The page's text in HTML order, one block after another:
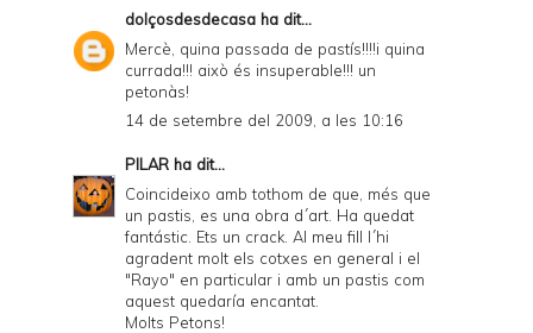
dolçosdesdecasa ha dit...
Mercè, quina passada de pastís!!!!i quina
currada!!! això és insuperable!!! un
petonàs!
14 de setembre del 2009, a les 10:16
PILAR ha dit...
Coincideixo amb tothom de que, més que
un pastis, es una obra d´art. Ha quedat
fantástic. Ets un crack. Al meu fill l´hi
agradent molt els cotxes en general i el
"Rayo" en particular i amb un pastis com
aquest quedaría encantat.
Molts Petons!